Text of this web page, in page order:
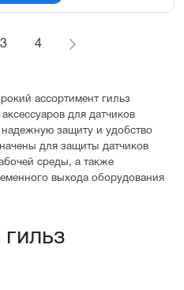
3 4
ассортимент гильз
для датчиков
защиту и удобство
для защиты датчиков
среды, а также
выхода оборудования